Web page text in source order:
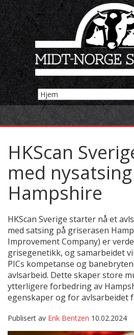
HKScan
med
Hampshire
HKScan Sverige starter nå et
med satsing på griserasen
Improvement Company) er
grisegenetikk, og samarbeidet
PICs kompetanse og
avlsarbeid. Dette skaper store
ytterligere forbedring av
egenskaper og for avlsarbeidet
Publisert av Erik Bentzen 10.02.2024